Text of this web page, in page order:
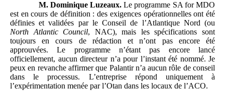
M. Dominique Luzeaux. Le programme SA for MDO
est en cours de définition : des exigences opérationnelles ont été
définies et validées par le Conseil de l’Atlantique Nord (ou
North Atlantic Council, NAC), mais les spécifications sont
toujours en cours de rédaction et n’ont pas encore été
approuvées. Le programme n’étant pas encore lancé
officiellement, aucun directeur n’a pour l’instant été nommé. Je
peux en revanche affirmer que Palantir n’a aucun rôle de conseil
dans le processus. L’entreprise répond uniquement à
l’expérimentation menée par l’Otan dans les locaux de l’ACO.